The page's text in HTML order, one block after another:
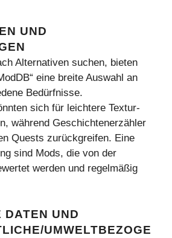
UND
Alternativen suchen, bieten
eine breite Auswahl an
Bedürfnisse.
sich für leichtere Textur-
während Geschichtenerzähler
Quests zurückgreifen. Eine
sind Mods, die von der
werden und regelmäßig
DATEN UND
UMWELTBEZOGE